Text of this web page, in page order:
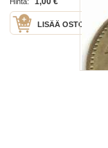
LISÄÄ